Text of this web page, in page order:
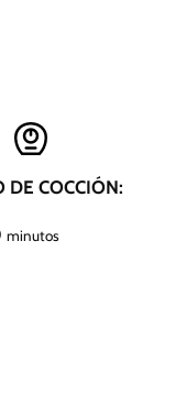
DE COCCIÓN:
m
minutos